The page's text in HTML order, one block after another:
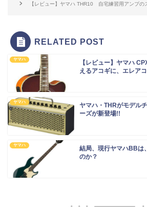
【レビュー】ヤマハ THR10 自宅練習用アンプの
RELATED POST
ヤマハ
【レビュー】ヤマハ
えるアコギに、エレアコ
ヤマハ
ヤマハ・THRがモデル
ーズが新登場!!
ヤマハ
結局、現行ヤマハBBは
のか？